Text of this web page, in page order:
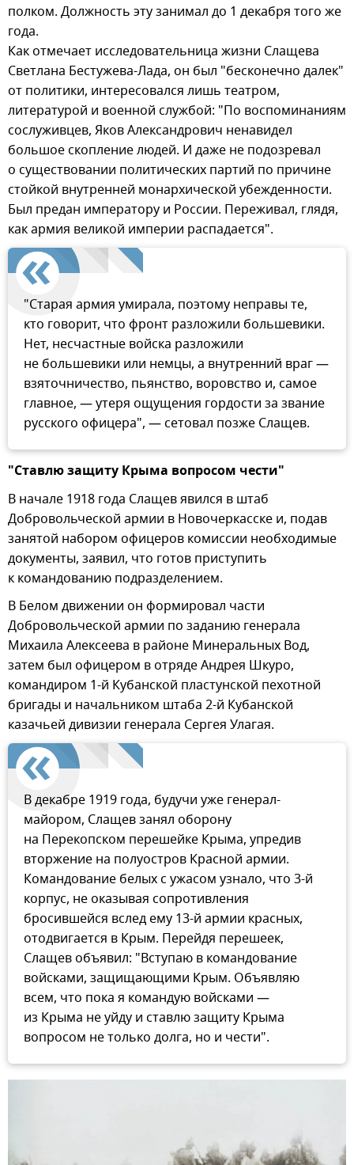
полком. Должность эту занимал до 1 декабря того же
года.
Как отмечает исследовательница жизни Слащева
Светлана Бестужева-Лада, он был "бесконечно далек"
от политики, интересовался лишь театром,
литературой и военной службой: "По воспоминаниям
сослуживцев, Яков Александрович ненавидел
большое скопление людей. И даже не подозревал
о существовании политических партий по причине
стойкой внутренней монархической убежденности.
Был предан императору и России. Переживал, глядя,
как армия великой империи распадается".
"Старая армия умирала, поэтому неправы те,
кто говорит, что фронт разложили большевики.
Нет, несчастные войска разложили
не большевики или немцы, а внутренний враг —
взяточничество, пьянство, воровство и, самое
главное, — утеря ощущения гордости за звание
русского офицера", — сетовал позже Слащев.
"Ставлю защиту Крыма вопросом чести"
В начале 1918 года Слащев явился в штаб
Добровольческой армии в Новочеркасске и, подав
занятой набором офицеров комиссии необходимые
документы, заявил, что готов приступить
к командованию подразделением.
В Белом движении он формировал части
Добровольческой армии по заданию генерала
Михаила Алексеева в районе Минеральных Вод,
затем был офицером в отряде Андрея Шкуро,
командиром 1-й Кубанской пластунской пехотной
бригады и начальником штаба 2-й Кубанской
казачьей дивизии генерала Сергея Улагая.
В декабре 1919 года, будучи уже генерал-
майором, Слащев занял оборону
на Перекопском перешейке Крыма, упредив
вторжение на полуостров Красной армии.
Командование белых с ужасом узнало, что 3-й
корпус, не оказывая сопротивления
бросившейся вслед ему 13-й армии красных,
отодвигается в Крым. Перейдя перешеек,
Слащев объявил: "Вступаю в командование
войсками, защищающими Крым. Объявляю
всем, что пока я командую войсками —
из Крыма не уйду и ставлю защиту Крыма
вопросом не только долга, но и чести".